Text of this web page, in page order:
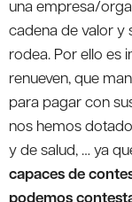
una empresa/
cadena de valor y
rodea. Por ello es
renueven, que
para pagar con
nos hemos
y de salud, … ya
capaces de
podemos